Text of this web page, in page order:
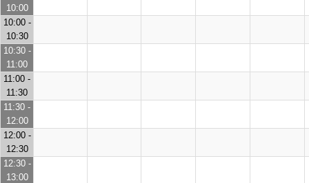
10:00
10:00 -
10:30
10:30 -
11:00
11:00 -
11:30
11:30 -
12:00
12:00 -
12:30
12:30 -
13:00